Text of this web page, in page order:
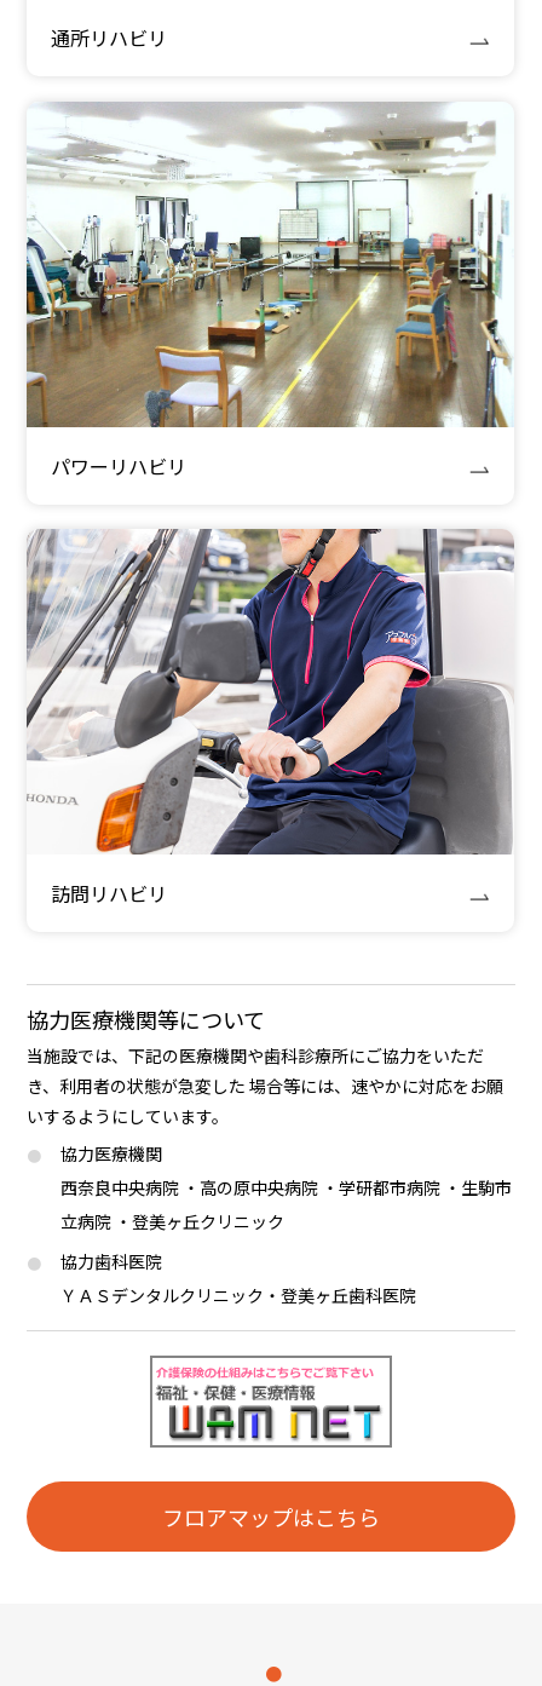
通所リハビリ
パワーリハビリ
訪問リハビリ
協力医療機関等について
当施設では、下記の医療機関や歯科診療所にご協力をいただ
き、利用者の状態が急変した 場合等には、速やかに対応をお願
いするようにしています。
協力医療機関
西奈良中央病院 ・高の原中央病院 ・学研都市病院 ・生駒市
立病院 ・登美ヶ丘クリニック
協力歯科医院
ＹＡＳデンタルクリニック・登美ヶ丘歯科医院
フロアマップはこちら